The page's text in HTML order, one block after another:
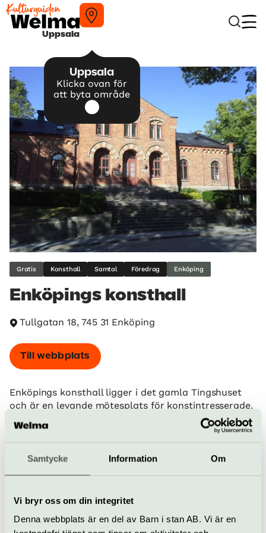
Samtycke Information Om
Vi bryr oss om din integritet
Denna webbplats är en del av Barn i stan AB. Vi är en
Uppsala
Uppsala
Klicka ovan för
att byta område
Gratis Konsthall Samtal Föredrag Enköping
Enköpings konsthall
Tullgatan 18, 745 31 Enköping
Till webbplats
Enköpings konsthall ligger i det gamla Tingshuset
och är en levande mötesplats för konstintresserade.
I konsthallen visas flera utställningar varje år med
både etablerade och nya konstnärer. Här finns det
även möjlighet att gå på föreläsningar, träffa
konstnärer och delta i olika kulturaktiviteter.
Öppettider under utställningsperioder:
Onsdag: 17.00-19.00